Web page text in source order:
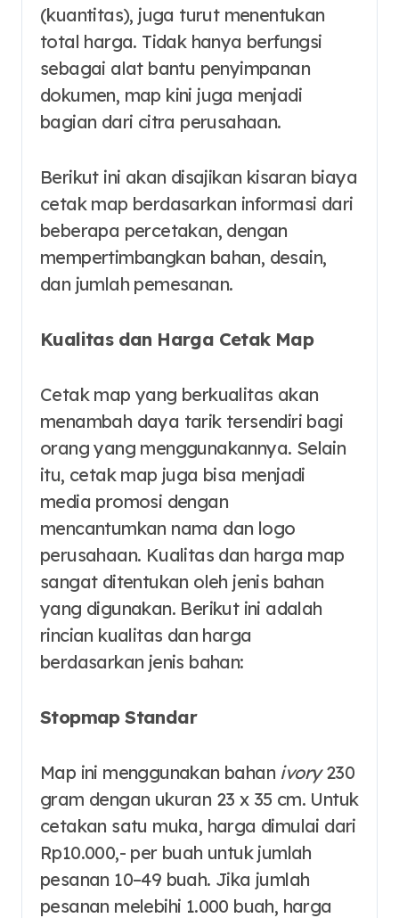
(kuantitas), juga turut menentukan
total harga. Tidak hanya berfungsi
sebagai alat bantu penyimpanan
dokumen, map kini juga menjadi
bagian dari citra perusahaan.
Berikut ini akan disajikan kisaran biaya
cetak map berdasarkan informasi dari
beberapa percetakan, dengan
mempertimbangkan bahan, desain,
dan jumlah pemesanan.
Kualitas dan Harga Cetak Map
Cetak map yang berkualitas akan
menambah daya tarik tersendiri bagi
orang yang menggunakannya. Selain
itu, cetak map juga bisa menjadi
media promosi dengan
mencantumkan nama dan logo
perusahaan. Kualitas dan harga map
sangat ditentukan oleh jenis bahan
yang digunakan. Berikut ini adalah
rincian kualitas dan harga
berdasarkan jenis bahan:
Stopmap Standar
Map ini menggunakan bahan ivory230
gram dengan ukuran 23 x 35 cm. Untuk
cetakan satu muka, harga dimulai dari
Rp10.000,- per buah untuk jumlah
pesanan 10–49 buah. Jika jumlah
pesanan melebihi 1.000 buah, harga